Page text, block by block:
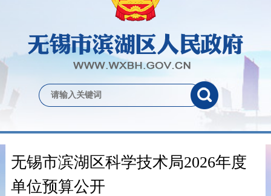
无锡市滨湖区科学技术局2026年度
单位预算公开